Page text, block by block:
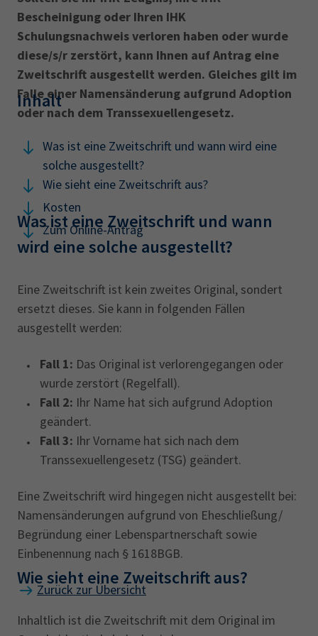
Bescheinigung oder Ihren IHK
Schulungsnachweis verloren haben oder wurde
diese/s/r zerstört, kann Ihnen auf Antrag eine
Zweitschrift ausgestellt werden. Gleiches gilt im
Falle einer Namensänderung aufgrund Adoption
oder nach dem Transsexuellengesetz.
Inhalt
Was ist eine Zweitschrift und wann wird eine
solche ausgestellt?
Wie sieht eine Zweitschrift aus?
Kosten
Zum Online-Antrag
Was ist eine Zweitschrift und wann
wird eine solche ausgestellt?
Eine Zweitschrift ist kein zweites Original, sondert
ersetzt dieses. Sie kann in folgenden Fällen
ausgestellt werden:
Fall 1: Das Original ist verlorengegangen oder
wurde zerstört (Regelfall).
Fall 2: Ihr Name hat sich aufgrund Adoption
geändert.
Fall 3: Ihr Vorname hat sich nach dem
Transsexuellengesetz (TSG) geändert.
Eine Zweitschrift wird hingegen nicht ausgestellt bei:
Namensänderungen aufgrund von Eheschließung/
Begründung einer Lebenspartnerschaft sowie
Einbenennung nach § 1618BGB.
Zurück zur Übersicht
Wie sieht eine Zweitschrift aus?
Inhaltlich ist die Zweitschrift mit dem Original im